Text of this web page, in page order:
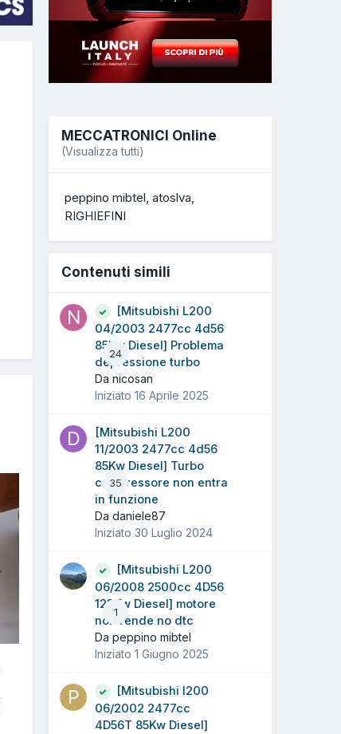
MECCATRONICI Online
(Visualizza tutti)
peppino mibtel atoslva
RIGHIEFINI
Contenuti simili
24
[Mitsubishi L200
04/2003 2477cc 4d56
85Kw Diesel] Problema
depressione turbo
Da nicosan
Iniziato 16 Aprile 2025
35
[Mitsubishi L200
11/2003 2477cc 4d56
85Kw Diesel] Turbo
compressore non entra
in funzione
Da daniele87
Iniziato 30 Luglio 2024
1
[Mitsubishi L200
06/2008 2500cc 4D56
123Kw Diesel] motore
non rende no dtc
Da peppino mibtel
Iniziato 1 Giugno 2025
[Mitsubishi l200
06/2002 2477cc
4D56T 85Kw Diesel]